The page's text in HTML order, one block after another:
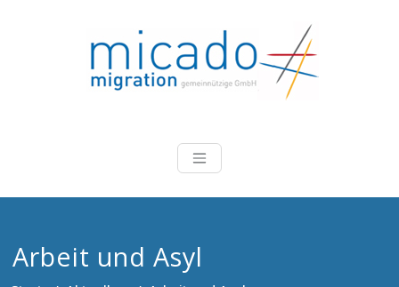
Micado-
Arbeit und Asyl